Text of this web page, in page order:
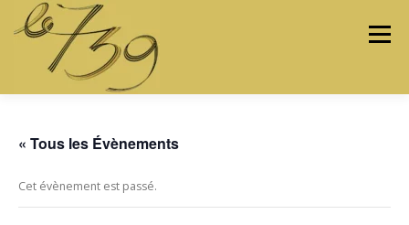
Menu
LES ATELIERS
« Tous les Évènements
Cet évènement est passé.